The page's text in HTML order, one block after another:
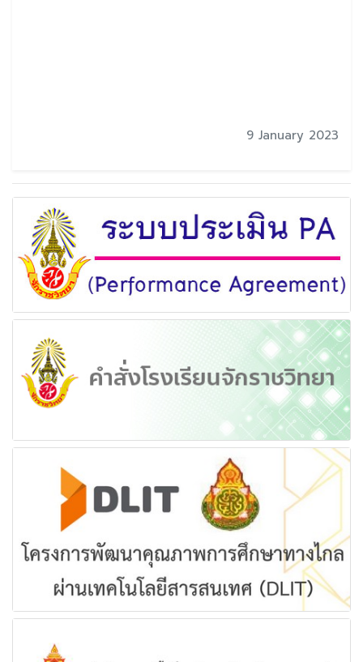
9 January 2023